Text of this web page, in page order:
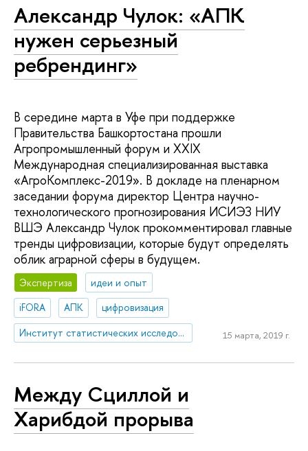
Александр Чулок: «АПК
нужен серьезный
ребрендинг»
В середине марта в Уфе при поддержке
Правительства Башкортостана прошли
Агропромышленный форум и XXIX
Международная специализированная выставка
«АгроКомплекс-2019». В докладе на пленарном
заседании форума директор Центра научно-
технологического прогнозирования ИСИЭЗ НИУ
ВШЭ Александр Чулок прокомментировал главные
тренды цифровизации, которые будут определять
облик аграрной сферы в будущем.
Экспертиза
идеи и опыт
iFORA
АПК
цифровизация
Институт статистических исследований и экономики знаний
15 марта, 2019 г.
Между Сциллой и
Харибдой прорыва